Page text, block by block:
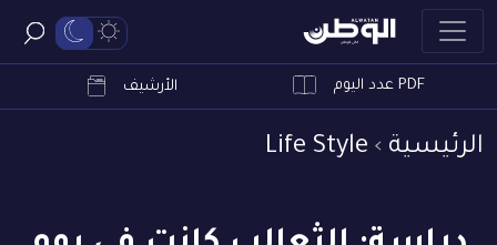
PDF عدد اليوم الأرشيف
الرئيسية Life Style